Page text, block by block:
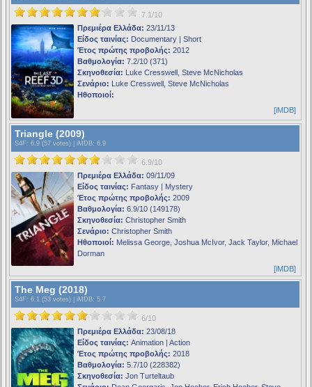
7.1/10
Πρεμιέρα Ελλάδα: 23/11/13
Είδος ταινίας: Documentary | Short
Έτος πρώτης προβολής: 2012
Βαθμολογία: 7.2/10 (371)
Σκηνοθεσία: Luke Cresswell, Steve McNicholas
Σενάριο: Luke Cresswell, Steve McNicholas
Ηθοποιοί:
[iMDB]
Triangle (2009)
S4F : 6.9 (57 votes) | iMDB: 6.9
6.9/10
Πρεμιέρα Ελλάδα: 09/11/09
Είδος ταινίας: Fantasy | Mystery
Έτος πρώτης προβολής: 2009
Βαθμολογία: 6.9/10 (149178)
Σκηνοθεσία: Christopher Smith
Σενάριο: Christopher Smith
Ηθοποιοί: Melissa George, Joshua McIvor, Jack Taylor, Michael
Dorman
[iMDB]
The Meg (2018)
S4F : 6.1 (53 votes) | iMDB: 5.7
6/10
Πρεμιέρα Ελλάδα: 23/08/18
Είδος ταινίας: Animation | Action
Έτος πρώτης προβολής: 2018
Βαθμολογία: 5.7/10 (228382)
Σκηνοθεσία: Jon Turteltaub